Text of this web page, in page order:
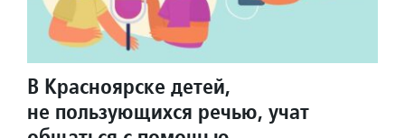
В Красноярске детей,
не пользующихся речью, учат